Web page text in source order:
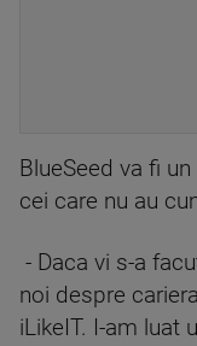
BlueSeed va fi
cei care nu au
- Daca vi s-a
noi despre
iLikeIT. I-am luat